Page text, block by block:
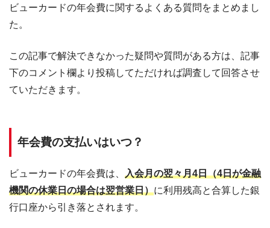
ビューカードの年会費に関するよくある質問をまとめまし
た。
この記事で解決できなかった疑問や質問がある方は、記事
下のコメント欄より投稿してただければ調査して回答させ
ていただきます。
年会費の支払いはいつ？
ビューカードの年会費は、 入会月の翌々月4日（4日が金融
機関の休業日の場合は翌営業日）に利用残高と合算した銀
行口座から引き落とされます。